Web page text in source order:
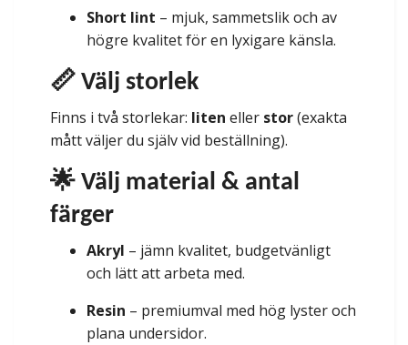
Short lint – mjuk, sammetslik och av
högre kvalitet för en lyxigare känsla.
📏 Välj storlek
Finns i två storlekar: liten eller stor(exakta
mått väljer du själv vid beställning).
🌟 Välj material & antal
färger
Akryl – jämn kvalitet, budgetvänligt
och lätt att arbeta med.
Resin – premiumval med hög lyster och
plana undersidor.